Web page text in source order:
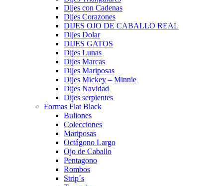
Dijes con Cadenas
Dijes Corazones
DIJES OJO DE CABALLO REAL
Dijes Dolar
DIJES GATOS
Dijes Lunas
Dijes Marcas
Dijes Mariposas
Dijes Mickey – Minnie
Dijes Navidad
Dijes serpientes
Formas Flat Black
Buliones
Colecciones
Mariposas
Octágono Largo
Ojo de Caballo
Pentagono
Rombos
Strip´s